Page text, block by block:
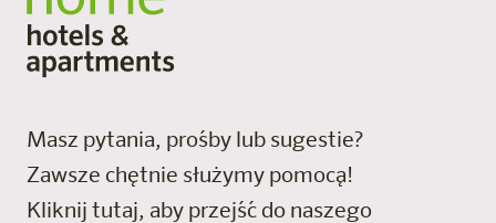
Masz pytania, prośby lub sugestie?
Zawsze chętnie służymy pomocą!
Kliknij tutaj, aby przejść do naszego